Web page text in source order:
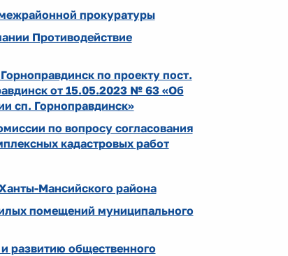
прокуратуры
Противодействие
по проекту пост.
от 15.05.2023 № 63 «Об
сп. Горноправдинск»
по вопросу согласования
кадастровых работ
Мансийского района
помещений муниципального
развитию общественного